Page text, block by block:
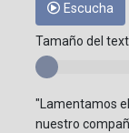
Escucha
Tamaño del
"Lamentamos
nuestro